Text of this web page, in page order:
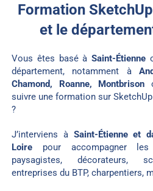
Formation
et le
Vous êtes basé àSaint-Étienne
département, notamment à
Chamond, Roanne, Montbrison
suivre une formation sur
?
J’interviens à Saint-Étienne et
Loire pour accompagner les
paysagistes, décorateurs,
entreprises du BTP, charpentiers,